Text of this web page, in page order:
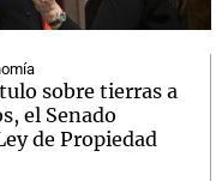
sobre tierras a
el Senado
de Propiedad